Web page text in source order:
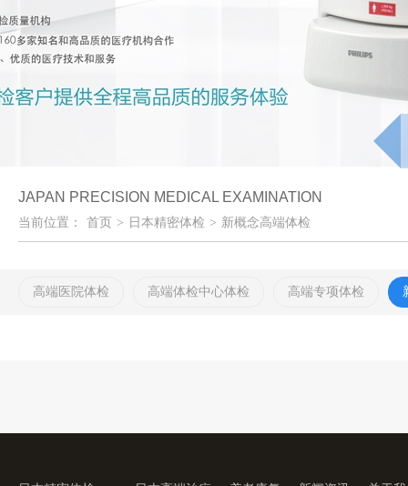
JAPAN PRECISION MEDICAL EXAMINATION
当前位置： 首页 > 日本精密体检 > 新概念高端体检
高端医院体检 高端体检中心体检 高端专项体检